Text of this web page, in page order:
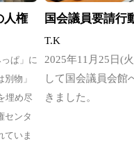
人権
ぱ」に
物」
埋め尽
センタ
ていま
国会議員要請行
T.K
2025年11月25日(
して国会議員会館
きました。